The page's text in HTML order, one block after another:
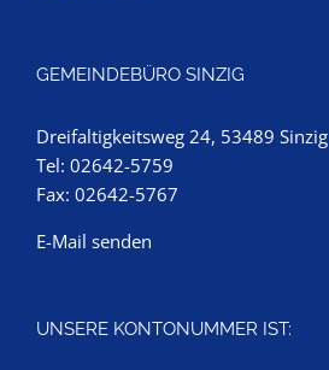
GEMEINDEBÜRO SINZIG
Dreifaltigkeitsweg 24, 53489 Sinzig
Tel: 02642-5759
Fax: 02642-5767
E-Mail senden
UNSERE KONTONUMMER IST: